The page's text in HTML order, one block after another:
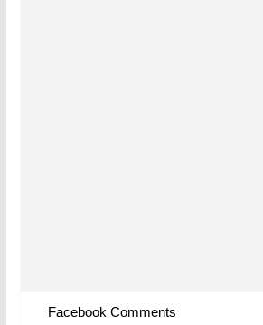
Facebook Comments